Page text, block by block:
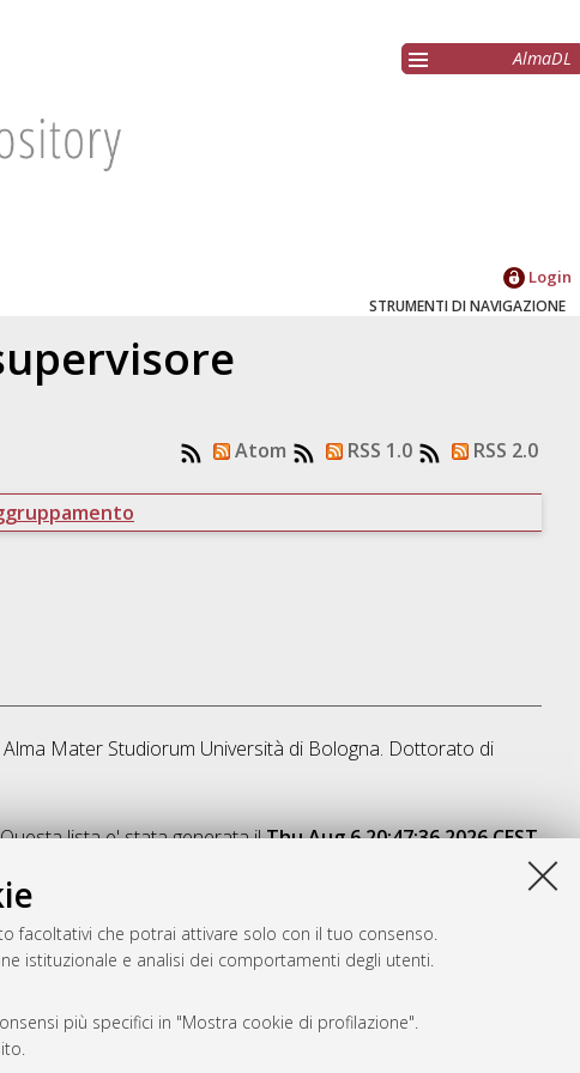
facoltativi che potrai attivare solo con il tuo consenso.
istituzionale e analisi dei comportamenti degli utenti.
più specifici in "Mostra cookie di profilazione".
AlmaDL
Login
STRUMENTI DI NAVIGAZIONE
Atom RSS 1.0 RSS 2.0
Mater Studiorum Università di Bologna. Dottorato di
Questa lista e' stata generata ilThu Aug 6 20:47:36 2026 CEST.